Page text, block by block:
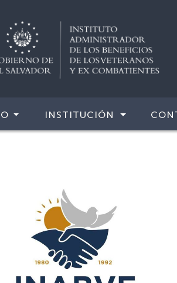
INSTITUCIÓN